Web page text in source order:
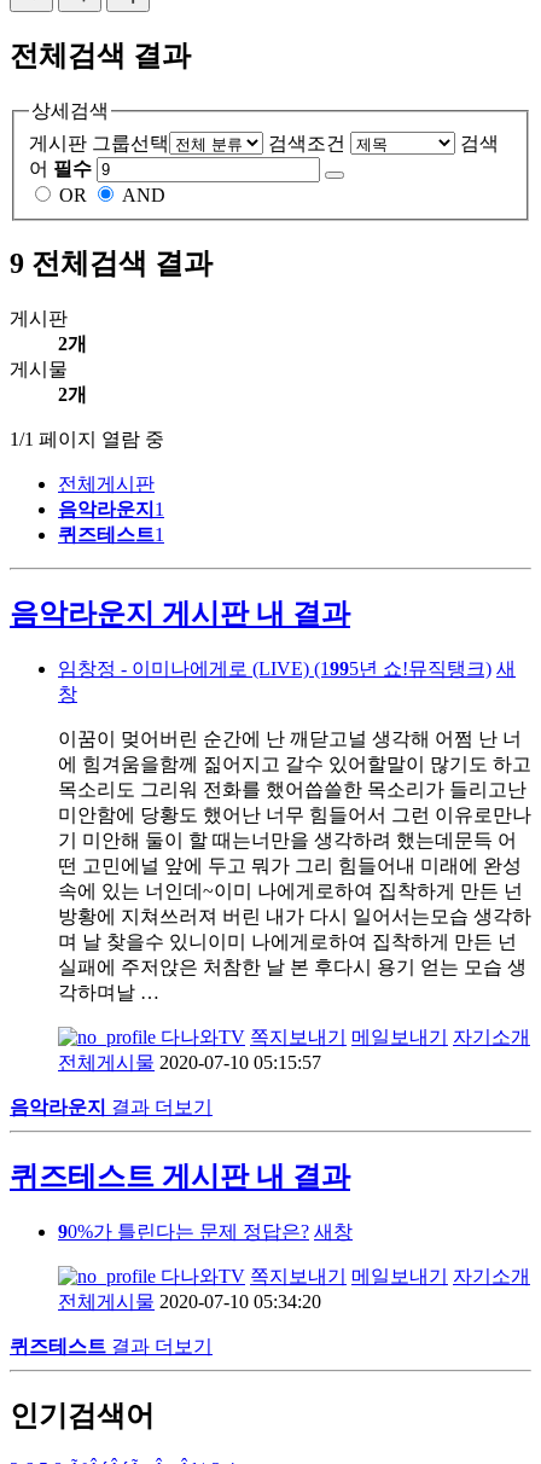
전체검색 결과
상세검색
게시판 그룹선택
검색조건
검색
어 필수
OR
AND
9 전체검색 결과
게시판
2개
게시물
2개
1/1 페이지 열람 중
전체게시판
음악라운지 1
퀴즈테스트1
음악라운지 게시판 내 결과
임창정 - 이미나에게로 (LIVE) (1995년 쇼!뮤직탱크) 새
창
이꿈이 멎어버린 순간에 난 깨닫고널 생각해 어쩜 난 너
에 힘겨움을함께 짊어지고 갈수 있어할말이 많기도 하고
목소리도 그리워 전화를 했어씁쓸한 목소리가 들리고난
미안함에 당황도 했어난 너무 힘들어서 그런 이유로만나
기 미안해 둘이 할 때는너만을 생각하려 했는데문득 어
떤 고민에널 앞에 두고 뭐가 그리 힘들어내 미래에 완성
속에 있는 너인데~이미 나에게로하여 집착하게 만든 넌
방황에 지쳐쓰러져 버린 내가 다시 일어서는모습 생각하
며 날 찾을수 있니이미 나에게로하여 집착하게 만든 넌
실패에 주저앉은 처참한 날 본 후다시 용기 얻는 모습 생
각하며날 …
다나와TV 쪽지보내기 메일보내기
자기소개
전체게시물 2020-07-10 05:15:57
음악라운지 결과 더보기
퀴즈테스트 게시판 내 결과
90%가 틀린다는 문제 정답은? 새창
다나와TV 쪽지보내기 메일보내기
자기소개
전체게시물 2020-07-10 05:34:20
퀴즈테스트 결과 더보기
인기검색어